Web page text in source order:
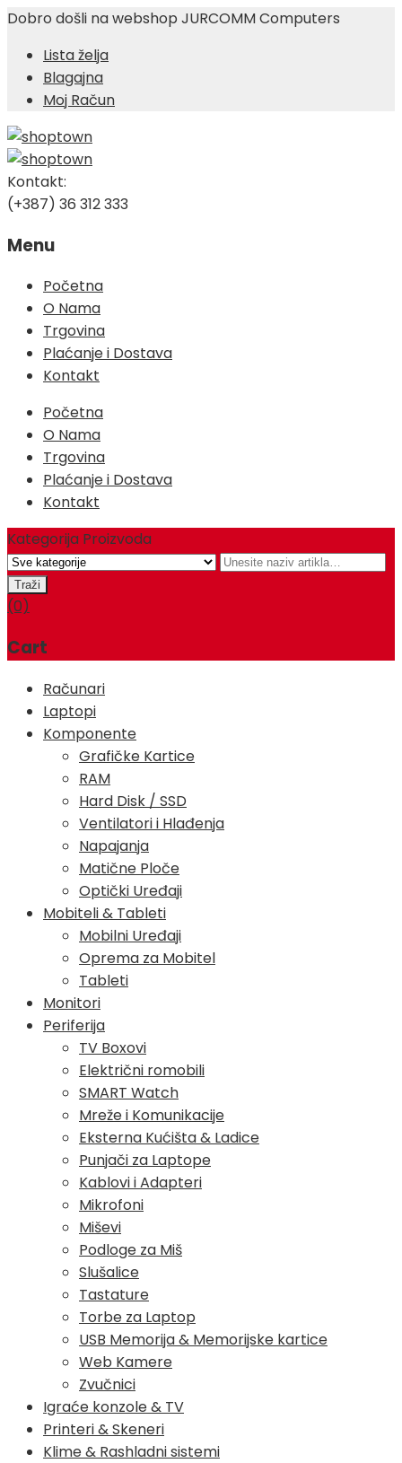
Dobro došli na webshop JURCOMM Computers
Lista želja
Blagajna
Moj Račun
Kontakt:
(+387) 36 312 333
Menu
Skip
content
Početna
O Nama
Trgovina
Plaćanje i Dostava
Kontakt
Početna
O Nama
Trgovina
Plaćanje i Dostava
Kontakt
Kategorija Proizvoda
(0)
Cart
Računari
Laptopi
Komponente
Grafičke Kartice
RAM
Hard Disk / SSD
Ventilatori i Hlađenja
Napajanja
Matične Ploče
Optički Uređaji
Mobiteli & Tableti
Mobilni Uređaji
Oprema za Mobitel
Tableti
Monitori
Periferija
TV Boxovi
Električni romobili
SMART Watch
Mreže i Komunikacije
Eksterna Kućišta & Ladice
Punjači za Laptope
Kablovi i Adapteri
Mikrofoni
Miševi
Podloge za Miš
Slušalice
Tastature
Torbe za Laptop
USB Memorija & Memorijske kartice
Web Kamere
Zvučnici
Igraće konzole & TV
Printeri & Skeneri
Klime & Rashladni sistemi